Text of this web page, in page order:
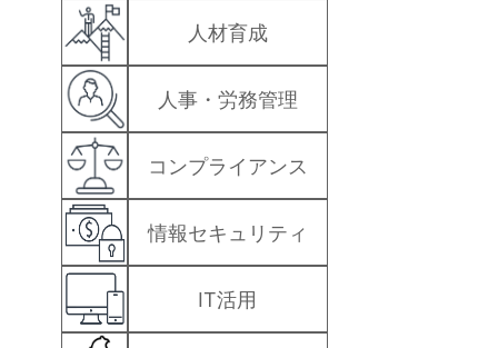
人材育成
人事・労務管理
コンプライアンス
情報セキュリティ
IT活用